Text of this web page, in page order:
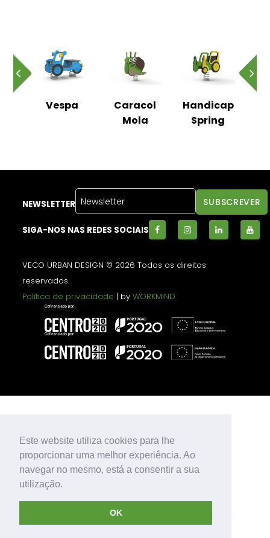
Este website utiliza cookies para lhe
proporcionar uma melhor experiência. Ao
navegar no mesmo, está a consentir a sua
utilização.
OK
Vespa
Caracol
Mola
Handicap
Spring
NEWSLETTER
SIGA-NOS NAS REDES SOCIAIS
VECO URBAN DESIGN © 2026 Todos os direitos
reservados.
Política de privacidade | byWORKMIND